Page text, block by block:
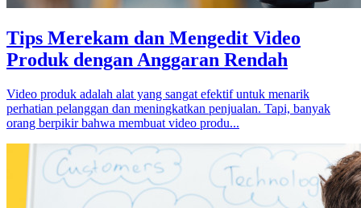
Tips Merekam dan Mengedit Video
Produk dengan Anggaran Rendah
Video produk adalah alat yang sangat efektif untuk menarik
perhatian pelanggan dan meningkatkan penjualan. Tapi, banyak
orang berpikir bahwa membuat video produ...